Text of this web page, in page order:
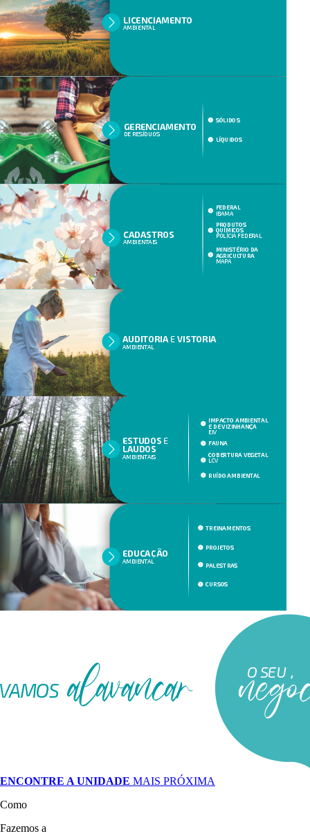
ENCONTRE A UNIDADE MAIS PRÓXIMA
Como
Fazemos a